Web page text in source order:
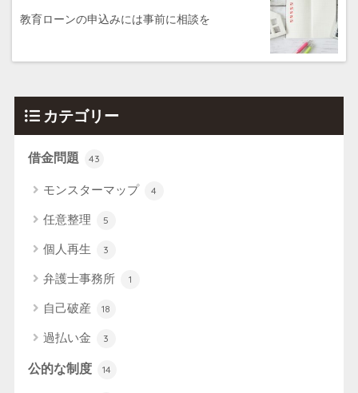
教育ローンの申込みには事前に相談を
カテゴリー
借金問題 43
モンスターマップ 4
任意整理 5
個人再生 3
弁護士事務所 1
自己破産 18
過払い金 3
公的な制度 14